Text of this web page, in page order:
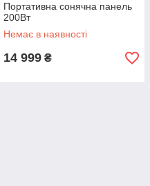
Портативна сонячна панель
200Вт
Немає в наявності
14 999 ₴